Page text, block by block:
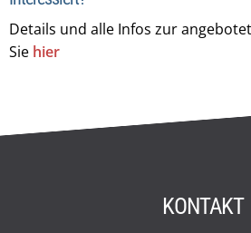
Details und alle Infos zur
Sie hier
KONTAKT